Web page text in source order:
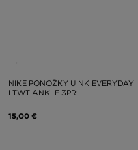
NIKE PONOŽKY U NK EVERYDAY
LTWT ANKLE 3PR
15,00 €